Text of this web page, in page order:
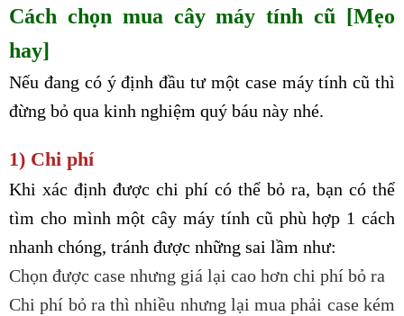
Cách chọn mua cây máy tính cũ [Mẹo
hay]
Nếu đang có ý định đầu tư một case máy tính cũ thì
đừng bỏ qua kinh nghiệm quý báu này nhé.
1) Chi phí
Khi xác định được chi phí có thể bỏ ra, bạn có thể
tìm cho mình một cây máy tính cũ phù hợp 1 cách
nhanh chóng, tránh được những sai lầm như:
Chọn được case nhưng giá lại cao hơn chi phí bỏ ra
Chi phí bỏ ra thì nhiều nhưng lại mua phải case kém